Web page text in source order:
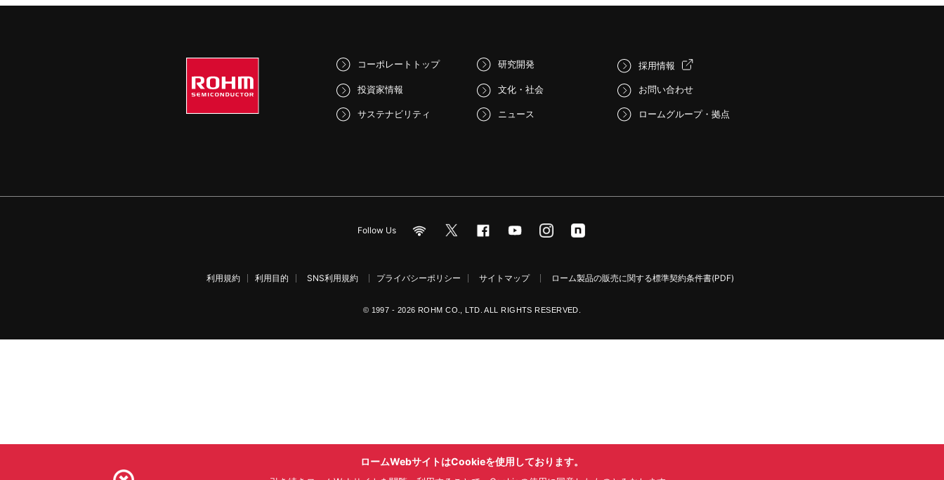
コーポレートトップ
投資家情報
サステナビリティ
研究開発
文化・社会
ニュース
採用情報
お問い合わせ
ロームグループ・拠点
Follow Us
利用規約 利用目的 SNS利用規約 プライバシーポリシー サイトマップ ローム製品の販売に関する標準契約条件書(PDF)
© 1997 - 2026 ROHM CO., LTD. ALL RIGHTS RESERVED.
ロームWebサイトはCookieを使用しております。